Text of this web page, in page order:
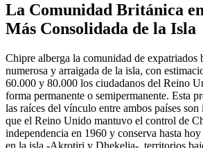
La Comunidad Británica
Más Consolidada de la Isla
Chipre alberga la comunidad de expatriados
numerosa y arraigada de la isla, con
60.000 y 80.000 los ciudadanos del Reino
forma permanente o semipermanente. Esta
las raíces del vínculo entre ambos países
que el Reino Unido mantuvo el control de
independencia en 1960 y conserva hasta hoy